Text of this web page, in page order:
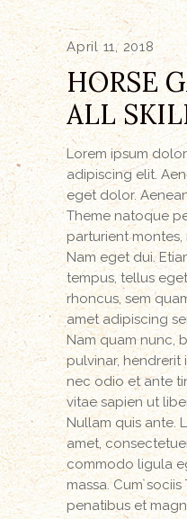
April 11, 2018
HORSE
ALL
Lorem ipsum
adipiscing elit.
eget dolor.
Theme natoque
parturient montes,
Nam eget dui.
tempus, tellus
rhoncus, sem
amet adipiscing
Nam quam nunc,
pulvinar, hendrerit
nec odio et ante
vitae sapien ut
Nullam quis ante.
amet,
commodo ligula
massa. Cum
penatibus et